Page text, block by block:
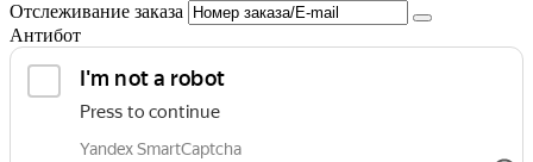
Отслеживание заказа
Антибот